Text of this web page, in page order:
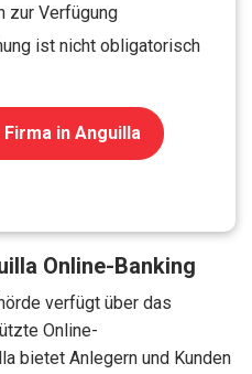
zur Verfügung
ist nicht obligatorisch
in Anguilla
Online-Banking
verfügt über das
Online-
bietet Anlegern und Kunden